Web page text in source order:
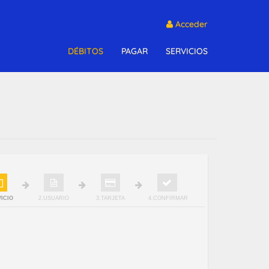
Acceder
DÉBITOS PAGAR SERVICIOS
2.USUARIO 3.TARJETA 4.CONFIRMAR